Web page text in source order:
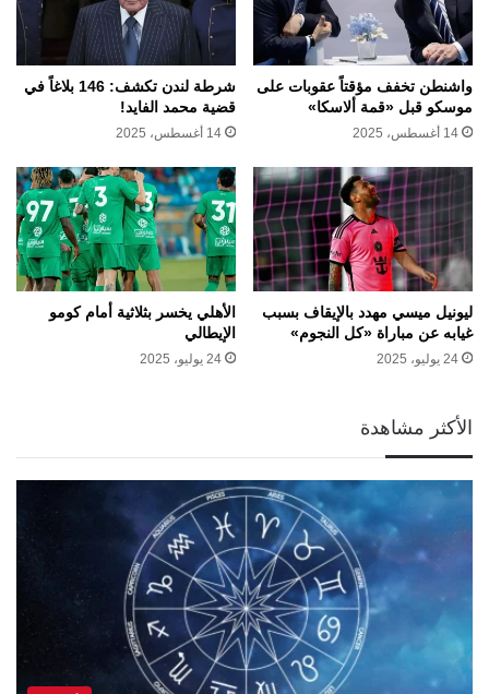
واشنطن تخفف مؤقتاً عقوبات على
موسكو قبل «قمة ألاسكا»
14 أغسطس، 2025
شرطة لندن تكشف: 146 بلاغاً في
قضية محمد الفايد!
14 أغسطس، 2025
ليونيل ميسي مهدد بالإيقاف بسبب
غيابه عن مباراة «كل النجوم»
24 يوليو، 2025
الأهلي يخسر بثلاثية أمام كومو
الإيطالي
24 يوليو، 2025
الأكثر مشاهدة